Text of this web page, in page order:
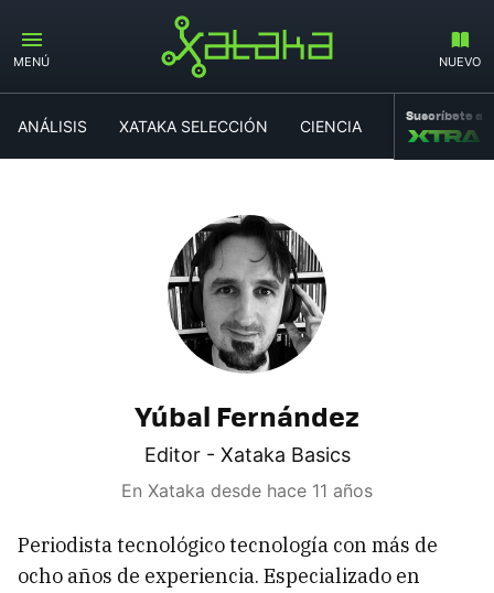
MENÚ NUEVO
ANÁLISIS XATAKA SELECCIÓN CIENCIA MOVILIDAD
Suscríbete a
Yúbal Fernández
Editor - Xataka Basics
En Xataka desde hace 11 años
Periodista tecnológico tecnología con más de
ocho años de experiencia. Especializado en